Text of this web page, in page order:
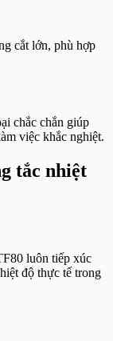
cắt lớn, phù hợp
chắc chắn giúp
việc khắc nghiệt.
tắc nhiệt
luôn tiếp xúc
độ thực tế trong